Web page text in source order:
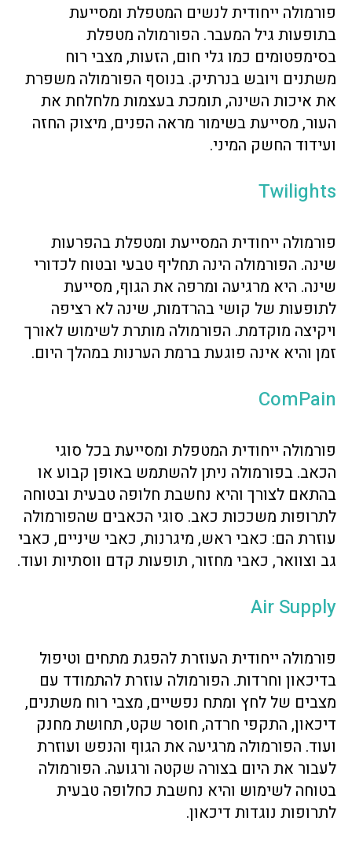
פורמולה ייחודית לנשים המטפלת ומסייעת
בתופעות גיל המעבר. הפורמולה מטפלת
בסימפטומים כמו גלי חום, הזעות, מצבי רוח
משתנים ויובש בנרתיק. בנוסף הפורמולה משפרת
את איכות השינה, תומכת בעצמות מלחלחת את
העור, מסייעת בשימור מראה הפנים, מיצוק החזה
ועידוד החשק המיני.
Twilights
פורמולה ייחודית המסייעת ומטפלת בהפרעות
שינה. הפורמולה הינה תחליף טבעי ובטוח לכדורי
שינה. היא מרגיעה ומרפה את הגוף, מסייעת
לתופעות של קושי בהרדמות, שינה לא רציפה
ויקיצה מוקדמת. הפורמולה מותרת לשימוש לאורך
זמן והיא אינה פוגעת ברמת הערנות במהלך היום.
ComPain
פורמולה ייחודית המטפלת ומסייעת בכל סוגי
הכאב. בפורמולה ניתן להשתמש באופן קבוע או
בהתאם לצורך והיא נחשבת חלופה טבעית ובטוחה
לתרופות משככות כאב. סוגי הכאבים שהפורמולה
עוזרת הם: כאבי ראש, מיגרנות, כאבי שיניים, כאבי
גב וצוואר, כאבי מחזור, תופעות קדם ווסתיות ועוד.
Air Supply
פורמולה ייחודית העוזרת להפגת מתחים וטיפול
בדיכאון וחרדות. הפורמולה עוזרת להתמודד עם
מצבים של לחץ ומתח נפשיים, מצבי רוח משתנים,
דיכאון, התקפי חרדה, חוסר שקט, תחושת מחנק
ועוד. הפורמולה מרגיעה את הגוף והנפש ועוזרת
לעבור את היום בצורה שקטה ורגועה. הפורמולה
בטוחה לשימוש והיא נחשבת כחלופה טבעית
לתרופות נוגדות דיכאון.